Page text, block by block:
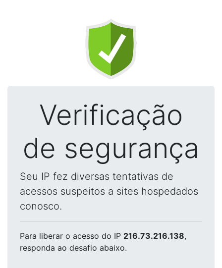
Verificação
de segurança
Seu IP fez diversas tentativas de
acessos suspeitos a sites hospedados
conosco.
Para liberar o acesso do IP 216.73.216.138,
responda ao desafio abaixo.